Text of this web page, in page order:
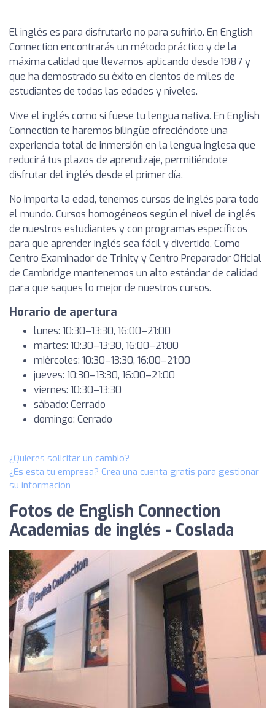
El inglés es para disfrutarlo no para sufrirlo. En English
Connection encontrarás un método práctico y de la
máxima calidad que llevamos aplicando desde 1987 y
que ha demostrado su éxito en cientos de miles de
estudiantes de todas las edades y niveles.
Vive el inglés como si fuese tu lengua nativa. En English
Connection te haremos bilingüe ofreciéndote una
experiencia total de inmersión en la lengua inglesa que
reducirá tus plazos de aprendizaje, permitiéndote
disfrutar del inglés desde el primer día.
No importa la edad, tenemos cursos de inglés para todo
el mundo. Cursos homogéneos según el nivel de inglés
de nuestros estudiantes y con programas específicos
para que aprender inglés sea fácil y divertido. Como
Centro Examinador de Trinity y Centro Preparador Oficial
de Cambridge mantenemos un alto estándar de calidad
para que saques lo mejor de nuestros cursos.
Horario de apertura
lunes: 10:30–13:30, 16:00–21:00
martes: 10:30–13:30, 16:00–21:00
miércoles: 10:30–13:30, 16:00–21:00
jueves: 10:30–13:30, 16:00–21:00
viernes: 10:30–13:30
sábado: Cerrado
domingo: Cerrado
¿Quieres solicitar un cambio?
¿Es esta tu empresa? Crea una cuenta gratis para gestionar
su información
Fotos de English Connection
Academias de inglés - Coslada